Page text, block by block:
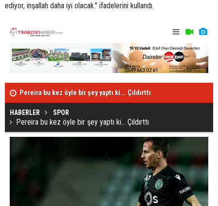
ediyor, inşallah daha iyi olacak." ifadelerini kullandı.
Türkiye günlük koronavirüs raporu - 14 Mart Uğurcan
HABERLER SPOR
Pereira bu kez öyle bir şey yaptı ki... Çıldırttı